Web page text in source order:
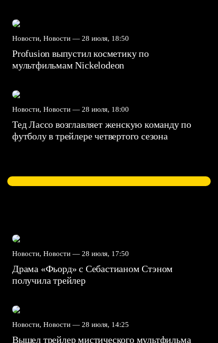
Новости, Новости — 28 июля, 18:50
Profusion выпустил косметику по
мультфильмам Nickelodeon
Новости, Новости — 28 июля, 18:00
Тед Лассо возглавляет женскую команду по
футболу в трейлере четвертого сезона
Новости, Новости — 28 июля, 17:50
Драма «Фьорд» с Себастианом Стэном
получила трейлер
Новости, Новости — 28 июля, 14:25
Вышел трейлер мистического мультфильма